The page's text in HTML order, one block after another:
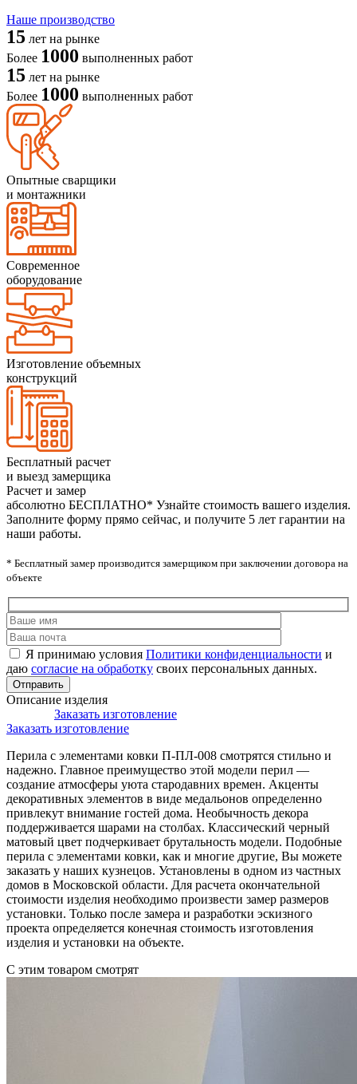
Наше производство
15 лет на рынке
Более 1000 выполненных работ
15 лет на рынке
Более 1000 выполненных работ
Опытные сварщики
и монтажники
Современное
оборудование
Изготовление объемных
конструкций
Бесплатный расчет
и выезд замерщика
Расчет и замер
абсолютно БЕСПЛАТНО* Узнайте стоимость вашего изделия.
Заполните форму прямо сейчас, и получите 5 лет гарантии на
наши работы.
* Бесплатный замер производится замерщиком при заключении договора на
объекте
Я принимаю условия Политики конфиденциальности и
даю согласие на обработку своих персональных данных.
Описание изделия
Заказать изготовление
Заказать изготовление
Перила с элементами ковки П-ПЛ-008 смотрятся стильно и
надежно. Главное преимущество этой модели перил —
создание атмосферы уюта стародавних времен. Акценты
декоративных элементов в виде медальонов определенно
привлекут внимание гостей дома. Необычность декора
поддерживается шарами на столбах. Классический черный
матовый цвет подчеркивает брутальность модели. Подобные
перила с элементами ковки, как и многие другие, Вы можете
заказать у наших кузнецов. Установлены в одном из частных
домов в Московской области. Для расчета окончательной
стоимости изделия необходимо произвести замер размеров
установки. Только после замера и разработки эскизного
проекта определяется конечная стоимость изготовления
изделия и установки на объекте.
С этим товаром смотрят